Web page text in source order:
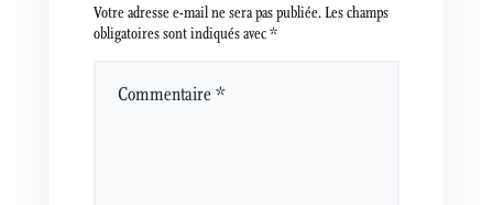
Votre adresse e-mail ne sera pas publiée.Les champs
obligatoires sont indiqués avec*